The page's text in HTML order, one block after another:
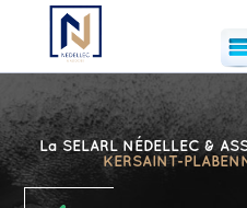
La SELARL NÉDELLEC &
KERSAINT-